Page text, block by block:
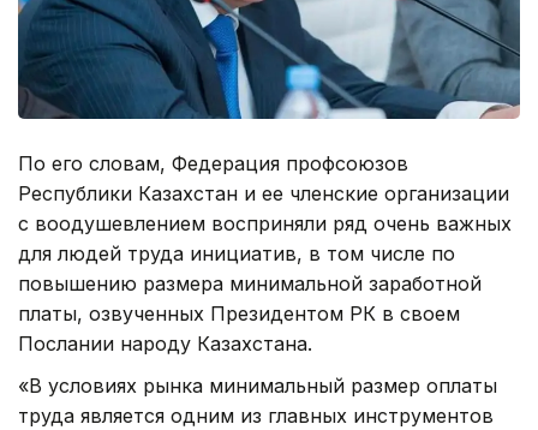
По его словам, Федерация профсоюзов
Республики Казахстан и ее членские организации
с воодушевлением восприняли ряд очень важных
для людей труда инициатив, в том числе по
повышению размера минимальной заработной
платы, озвученных Президентом РК в своем
Послании народу Казахстана.
«В условиях рынка минимальный размер оплаты
труда является одним из главных инструментов